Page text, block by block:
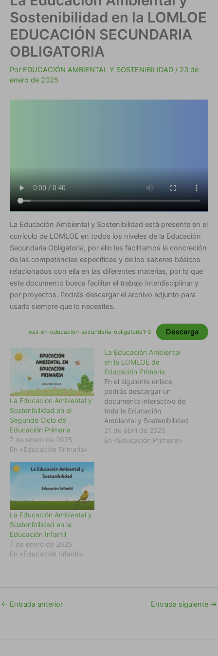
Sostenibilidad en la LOMLOE
EDUCACIÓN SECUNDARIA
OBLIGATORIA
Por EDUCACIÓN AMBIENTAL Y SOSTENIBILIDAD / 23 de
enero de 2025
La Educación Ambiental y Sostenibilidad está presente en el
currículo de LOMLOE en todos los niveles de la Educación
Secundaria Obligatoria, por ello les facilitamos la concreción
de las competencias específicas y de los saberes básicos
relacionados con ella en las diferentes materias, por lo que
este documento busca facilitar el trabajo interdisciplinar y
por proyectos. Podrás descargar el archivo adjunto para
usarlo siempre que lo necesites.
eas-en-educacion-secundaria-obligatoria1-3 Descarga
La Educación Ambiental y
Sostenibilidad en el
Segundo Ciclo de
Educación Primaria
7 de enero de 2025
En «Educación Primaria»
La Educación Ambiental
en la LOMLOE de
Educación Primaria
En el siguiente enlace
podrás descargar un
documento interactivo de
toda la Educación
Ambiental y Sostenibilidad
en la LOMLOE en la
Educación Primaria. la-
21 de abril de 2025
En «Educación Primaria»
La Educación Ambiental y
Sostenibilidad en la
Educación Infantil
7 de enero de 2025
En «Educación Infantil»
← Entrada anterior Entrada siguiente →